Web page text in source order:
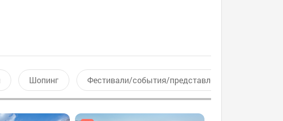
Шопинг Фестивали/события/представления